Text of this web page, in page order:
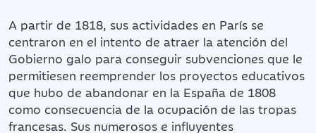
A partir de 1818, sus actividades en París se
centraron en el intento de atraer la atención del
Gobierno galo para conseguir subvenciones que le
permitiesen reemprender los proyectos educativos
que hubo de abandonar en la España de 1808
como consecuencia de la ocupación de las tropas
francesas. Sus numerosos e influyentes